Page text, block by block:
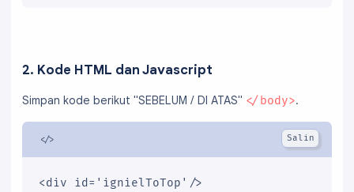
2. Kode HTML dan Javascript
Simpan kode berikut "SEBELUM / DI ATAS" </body>.
<div id='ignielToTop'/>